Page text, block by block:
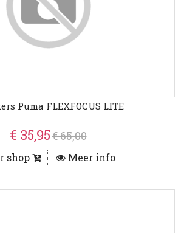
Puma FLEXFOCUS LITE
€ 35,95€ 65,00
shop Meer info